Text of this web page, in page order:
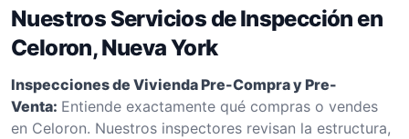
Nuestros Servicios de Inspección en
Celoron, Nueva York
Inspecciones de Vivienda Pre-Compra y Pre-
Venta: Entiende exactamente qué compras o vendes
en Celoron. Nuestros inspectores revisan la estructura,